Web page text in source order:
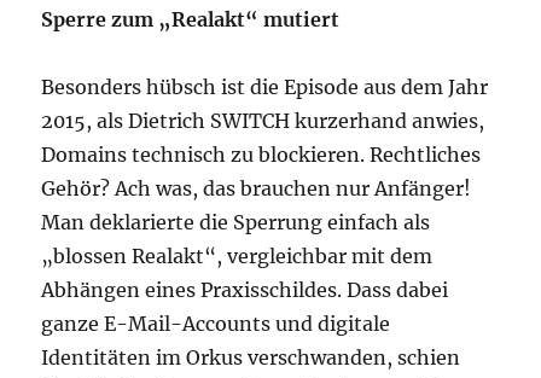
Sperre zum „Realakt“ mutiert
Besonders hübsch ist die Episode aus dem Jahr
2015, als Dietrich SWITCH kurzerhand anwies,
Domains technisch zu blockieren. Rechtliches
Gehör? Ach was, das brauchen nur Anfänger!
Man deklarierte die Sperrung einfach als
„blossen Realakt“, vergleichbar mit dem
Abhängen eines Praxisschildes. Dass dabei
ganze E-Mail-Accounts und digitale
Identitäten im Orkus verschwanden, schien